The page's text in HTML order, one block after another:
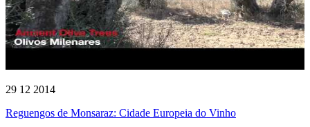
29 12 2014
Reguengos de Monsaraz: Cidade Europeia do Vinho